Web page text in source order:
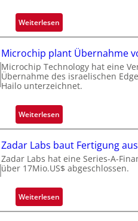
Weiterlesen:
B
a
c
k
o
e
ü
b
r
n
Microchip plant Übernahme
Microchip Technology hat eine
Übernahme des israelischen
Hailo unterzeichnet.
Weiterlesen:
M
c
r
c
h
i
Zadar Labs baut Fertigung aus
Zadar Labs hat eine Series-A-
über 17Mio.US$ abgeschlossen.
Weiterlesen:
Z